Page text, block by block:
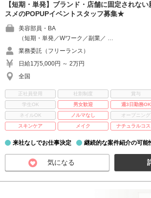
【短期・単発】ブランド・店舗に固定されな
スメのPOPUPイベントスタッフ募集★
美容部員・BA
（短期・単発／Wワーク／副業／ …
業務委託（フリーランス）
日給1万5,000円 ～ 2万円
全国
正社員登用 社割制度 賞与
学生OK
男女歓迎 週3日勤務OK
ネイルOK
ノルマなし オープニング
スキンケア
メイク ナチュラルコス
来社なしでお仕事決定 継続的な案件紹介の可能
気になる